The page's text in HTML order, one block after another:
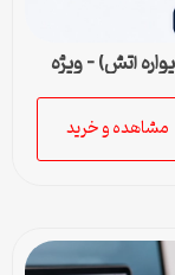
آتش) – ویژه
مشاهده و خرید